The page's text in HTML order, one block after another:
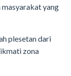
yang
plesetan dari
zona